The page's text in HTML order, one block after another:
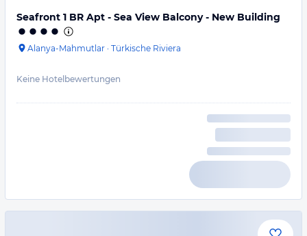
Seafront 1 BR Apt - Sea View Balcony - New Building
Alanya-Mahmutlar · Türkische Riviera
Keine Hotelbewertungen